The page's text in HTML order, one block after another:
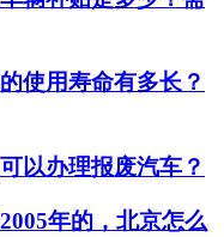
使用寿命有多长？
以办理报废汽车？
年的，北京怎么